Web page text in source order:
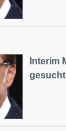
Interim
gesucht